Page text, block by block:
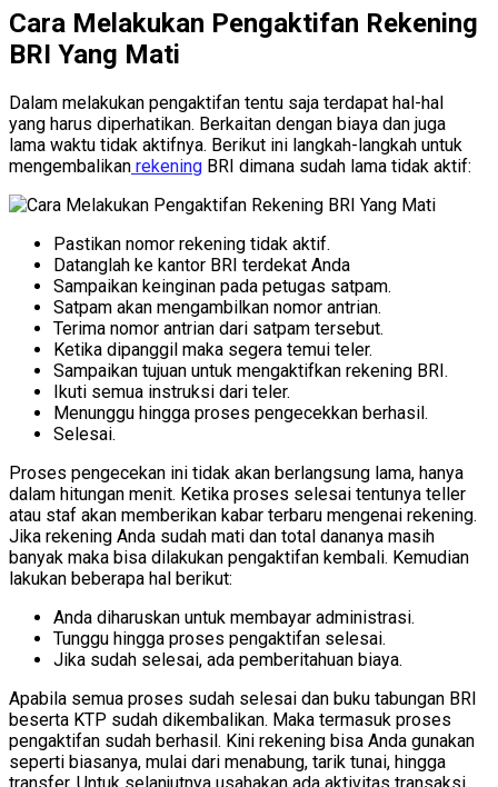
Cara Melakukan Pengaktifan Rekening
BRI Yang Mati
Dalam melakukan pengaktifan tentu saja terdapat hal-hal
yang harus diperhatikan. Berkaitan dengan biaya dan juga
lama waktu tidak aktifnya. Berikut ini langkah-langkah untuk
mengembalikan rekening BRI dimana sudah lama tidak aktif:
Pastikan nomor rekening tidak aktif.
Datanglah ke kantor BRI terdekat Anda
Sampaikan keinginan pada petugas satpam.
Satpam akan mengambilkan nomor antrian.
Terima nomor antrian dari satpam tersebut.
Ketika dipanggil maka segera temui teler.
Sampaikan tujuan untuk mengaktifkan rekening BRI.
Ikuti semua instruksi dari teler.
Menunggu hingga proses pengecekkan berhasil.
Selesai.
Proses pengecekan ini tidak akan berlangsung lama, hanya
dalam hitungan menit. Ketika proses selesai tentunya teller
atau staf akan memberikan kabar terbaru mengenai rekening.
Jika rekening Anda sudah mati dan total dananya masih
banyak maka bisa dilakukan pengaktifan kembali. Kemudian
lakukan beberapa hal berikut:
Anda diharuskan untuk membayar administrasi.
Tunggu hingga proses pengaktifan selesai.
Jika sudah selesai, ada pemberitahuan biaya.
Apabila semua proses sudah selesai dan buku tabungan BRI
beserta KTP sudah dikembalikan. Maka termasuk proses
pengaktifan sudah berhasil. Kini rekening bisa Anda gunakan
seperti biasanya, mulai dari menabung, tarik tunai, hingga
transfer. Untuk selanjutnya usahakan ada aktivitas transaksi,